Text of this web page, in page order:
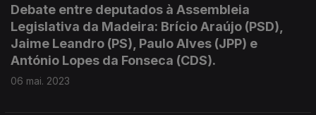
Debate entre deputados à Assembleia
Legislativa da Madeira: Brício Araújo (PSD),
Jaime Leandro (PS), Paulo Alves (JPP) e
António Lopes da Fonseca (CDS).
06 mai. 2023